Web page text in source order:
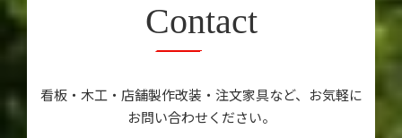
Contact
看板・木工・店舗製作改装・注文家具など、お気軽に
お問い合わせください。